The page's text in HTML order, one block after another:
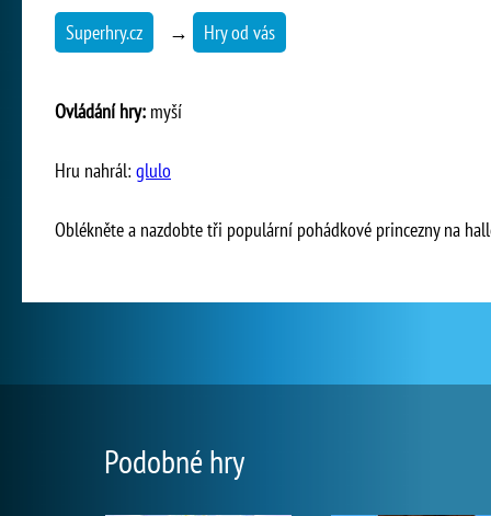
Superhry.cz → Hry od vás
Ovládání hry: myší
Hru nahrál: glulo
Oblékněte a nazdobte tři populární pohádkové princezny na
Podobné hry